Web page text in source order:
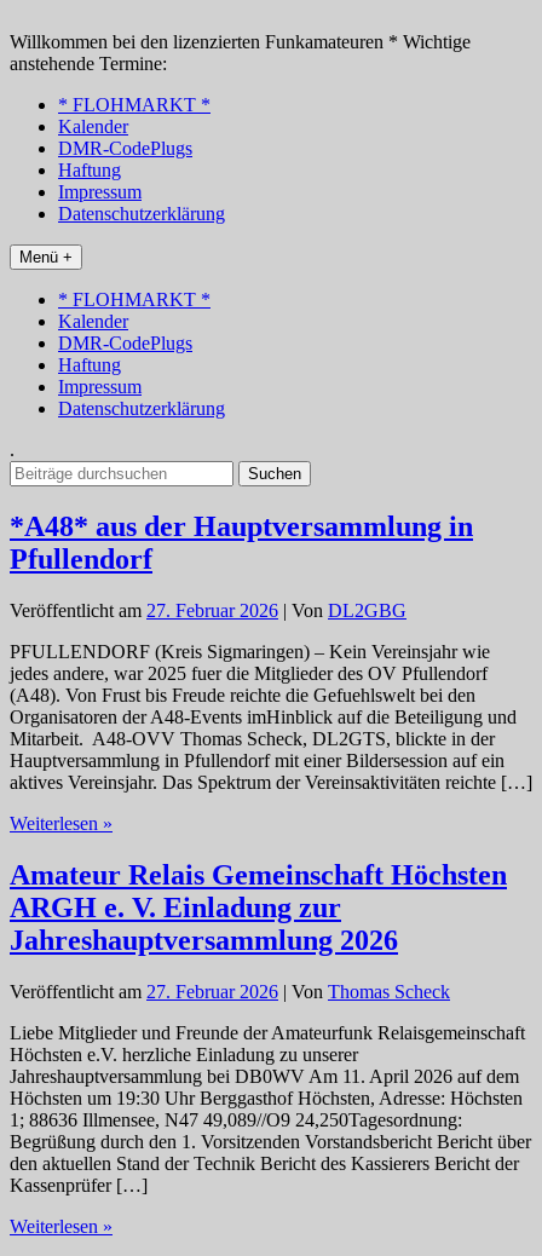
Inhalt
springen
Willkommen bei den lizenzierten Funkamateuren * Wichtige
anstehende Termine:
* FLOHMARKT *
Kalender
DMR-CodePlugs
Haftung
Impressum
Datenschutzerklärung
Menü +
* FLOHMARKT *
Kalender
DMR-CodePlugs
Haftung
Impressum
Datenschutzerklärung
.
Suchen
nach:
*A48* aus der Hauptversammlung in
Pfullendorf
Veröffentlicht am 27. Februar 2026 | Von DL2GBG
PFULLENDORF (Kreis Sigmaringen) – Kein Vereinsjahr wie
jedes andere, war 2025 fuer die Mitglieder des OV Pfullendorf
(A48). Von Frust bis Freude reichte die Gefuehlswelt bei den
Organisatoren der A48-Events imHinblick auf die Beteiligung und
Mitarbeit. A48-OVV Thomas Scheck, DL2GTS, blickte in der
Hauptversammlung in Pfullendorf mit einer Bildersession auf ein
aktives Vereinsjahr. Das Spektrum der Vereinsaktivitäten reichte […]
Weiterlesen »
der
Hauptversammlung
in
Pfullendorf
Amateur Relais Gemeinschaft Höchsten
ARGH e. V. Einladung zur
Jahreshauptversammlung 2026
Veröffentlicht am 27. Februar 2026 | Von Thomas Scheck
Liebe Mitglieder und Freunde der Amateurfunk Relaisgemeinschaft
Höchsten e.V. herzliche Einladung zu unserer
Jahreshauptversammlung bei DB0WV Am 11. April 2026 auf dem
Höchsten um 19:30 Uhr Berggasthof Höchsten, Adresse: Höchsten
1; 88636 Illmensee, N47 49,089//O9 24,250Tagesordnung:
Begrüßung durch den 1. Vorsitzenden Vorstandsbericht Bericht über
den aktuellen Stand der Technik Bericht des Kassierers Bericht der
Kassenprüfer […]
Weiterlesen »